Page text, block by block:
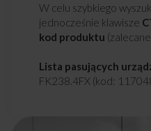
W celu szybkiego
jednocześnie klawisze
kod produktu
Lista pasujących
FK238.4FX (kod: